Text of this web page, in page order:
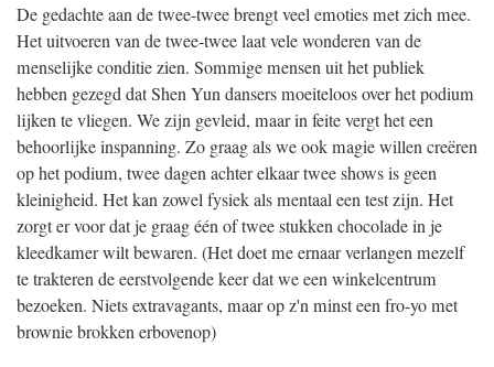
De gedachte aan de twee-twee brengt veel emoties met zich mee.
Het uitvoeren van de twee-twee laat vele wonderen van de
menselijke conditie zien. Sommige mensen uit het publiek
hebben gezegd dat Shen Yun dansers moeiteloos over het podium
lijken te vliegen. We zijn gevleid, maar in feite vergt het een
behoorlijke inspanning. Zo graag als we ook magie willen creëren
op het podium, twee dagen achter elkaar twee shows is geen
kleinigheid. Het kan zowel fysiek als mentaal een test zijn. Het
zorgt er voor dat je graag één of twee stukken chocolade in je
kleedkamer wilt bewaren. (Het doet me ernaar verlangen mezelf
te trakteren de eerstvolgende keer dat we een winkelcentrum
bezoeken. Niets extravagants, maar op z'n minst een fro-yo met
brownie brokken erbovenop)